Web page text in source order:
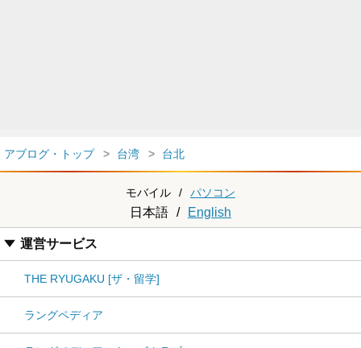
アブログ・トップ 台湾 台北
モバイル / パソコン
日本語 / English
運営サービス
THE RYUGAKU [ザ・留学]
ラングペディア